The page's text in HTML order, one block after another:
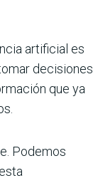
artificial es
decisiones
que ya
Podemos